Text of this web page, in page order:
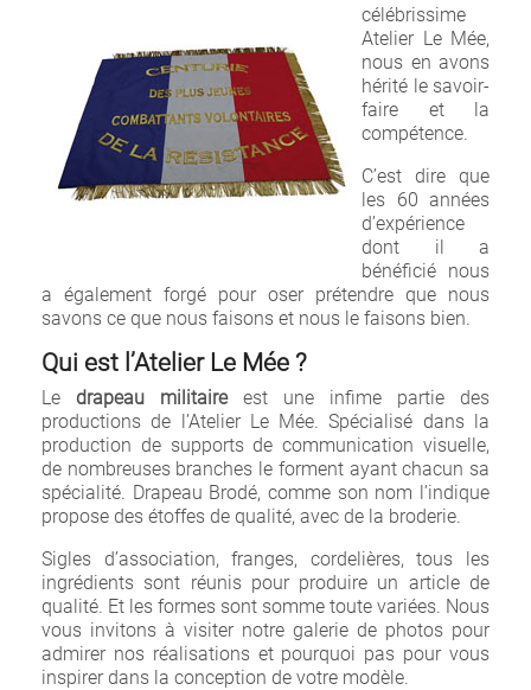
célébrissime
Atelier Le Mée,
nous en avons
hérité le savoir-
faire et la
compétence.
C’est dire que
les 60 années
d’expérience
dont il a
bénéficié nous
a également forgé pour oser prétendre que nous
savons ce que nous faisons et nous le faisons bien.
Qui est l’Atelier Le Mée ?
Le drapeau militaireest une infime partie des
productions de l’Atelier Le Mée. Spécialisé dans la
production de supports de communication visuelle,
de nombreuses branches le forment ayant chacun sa
spécialité. Drapeau Brodé, comme son nom l’indique
propose des étoffes de qualité, avec de la broderie.
Sigles d’association, franges, cordelières, tous les
ingrédients sont réunis pour produire un article de
qualité. Et les formes sont somme toute variées. Nous
vous invitons à visiter notre galerie de photos pour
admirer nos réalisations et pourquoi pas pour vous
inspirer dans la conception de votre modèle.